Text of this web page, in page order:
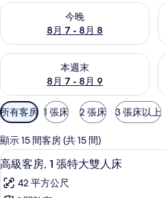
今晚
8月 7 - 8月 8
查看今晚 (8月 7 - 8月 8) 的供應情況
本週末
8月 7 - 8月 9
查看本週末 (8月 7 - 8月 9) 的供應
可
用
的
客
房
篩
所有客房 1 張床 2 張床 3 張床以上
顯示 15 間客房 (共 15 間)
顯
示
高
5
高級客房, 1 張特大雙人床
42 平方公尺